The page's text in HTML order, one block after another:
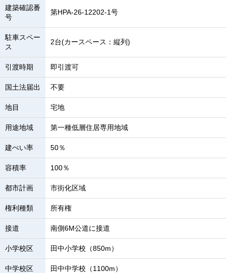
建築確認番
号
第HPA-26-12202-1号
駐車スペー
ス
2台(カースペース：縦列)
引渡時期 即引渡可
国土法届出 不要
地目 宅地
用途地域 第一種低層住居専用地域
建ぺい率 50％
容積率 100％
都市計画 市街化区域
権利種類 所有権
接道 南側6M公道に接道
小学校区 田中小学校（850m）
中学校区 田中中学校（1100m）